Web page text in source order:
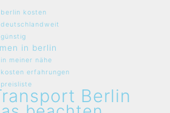
kosten
in berlin
meiner nähe
erfahrungen
Berlin